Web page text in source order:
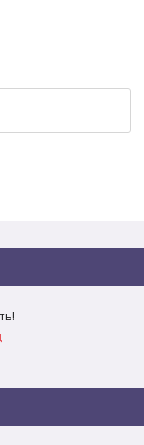
!